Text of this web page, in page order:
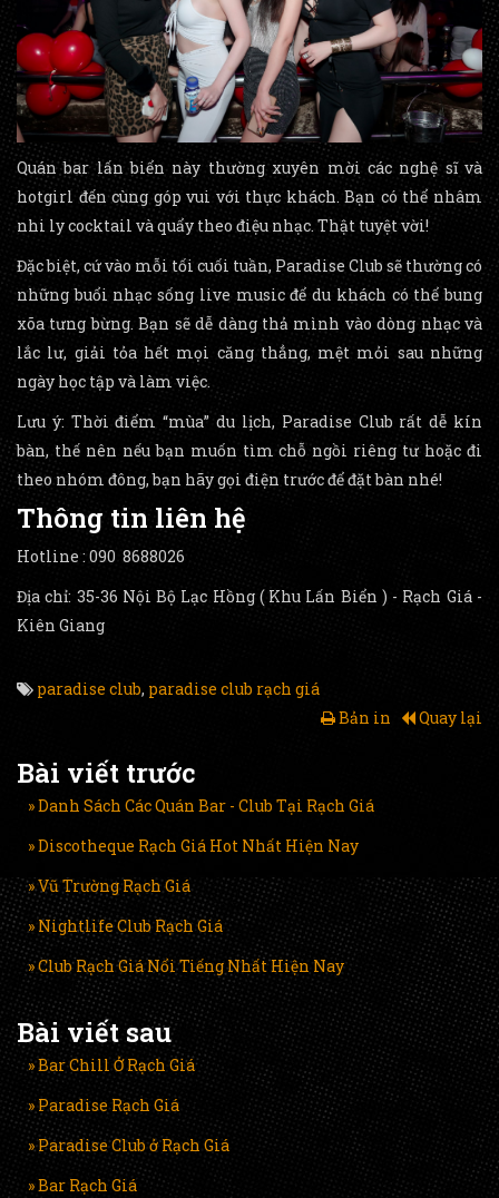
Quán bar lấn biển này thường xuyên mời các nghệ sĩ và
hotgirl đến cùng góp vui với thực khách. Bạn có thể nhâm
nhi ly cocktail và quẩy theo điệu nhạc. Thật tuyệt vời!
Đặc biệt, cứ vào mỗi tối cuối tuần, Paradise Club sẽ thường có
những buổi nhạc sống live music để du khách có thể bung
xõa tưng bừng. Bạn sẽ dễ dàng thả mình vào dòng nhạc và
lắc lư, giải tỏa hết mọi căng thẳng, mệt mỏi sau những
ngày học tập và làm việc.
Lưu ý: Thời điểm “mùa” du lịch, Paradise Club rất dễ kín
bàn, thế nên nếu bạn muốn tìm chỗ ngồi riêng tư hoặc đi
theo nhóm đông, bạn hãy gọi điện trước để đặt bàn nhé!
Thông tin liên hệ
Hotline : 090 8688026
Địa chỉ: 35-36 Nội Bộ Lạc Hồng ( Khu Lấn Biển ) - Rạch Giá -
Kiên Giang
paradise club, paradise club rạch giá
Bản in
Quay lại
Bài viết trước
» Danh Sách Các Quán Bar - Club Tại Rạch Giá
» Discotheque Rạch Giá Hot Nhất Hiện Nay
» Vũ Trường Rạch Giá
» Nightlife Club Rạch Giá
» Club Rạch Giá Nổi Tiếng Nhất Hiện Nay
Bài viết sau
» Bar Chill Ở Rạch Giá
» Paradise Rạch Giá
» Paradise Club ở Rạch Giá
» Bar Rạch Giá